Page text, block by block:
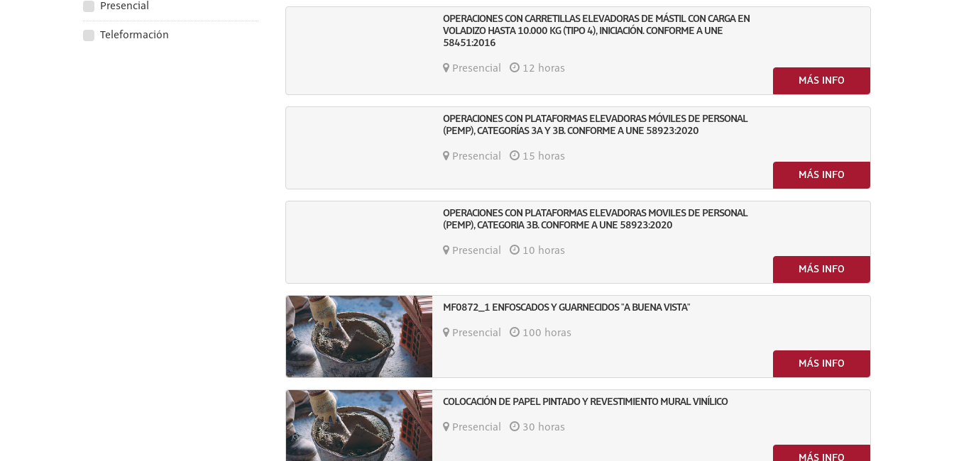
Presencial
Teleformación
OPERACIONES CON CARRETILLAS ELEVADORAS DE MÁSTIL CON CARGA EN
VOLADIZO HASTA 10.000 KG (TIPO 4), INICIACIÓN. CONFORME A UNE
58451:2016
Presencial
12 horas
MÁS INFO
OPERACIONES CON PLATAFORMAS ELEVADORAS MÓVILES DE PERSONAL
(PEMP), CATEGORÍAS 3A Y 3B. CONFORME A UNE 58923:2020
Presencial
15 horas
MÁS INFO
OPERACIONES CON PLATAFORMAS ELEVADORAS MOVILES DE PERSONAL
(PEMP), CATEGORIA 3B. CONFORME A UNE 58923:2020
Presencial
10 horas
MÁS INFO
MF0872_1 ENFOSCADOS Y GUARNECIDOS "A BUENA VISTA"
Presencial 100 horas
MÁS INFO
COLOCACIÓN DE PAPEL PINTADO Y REVESTIMIENTO MURAL VINÍLICO
Presencial 30 horas
MÁS INFO